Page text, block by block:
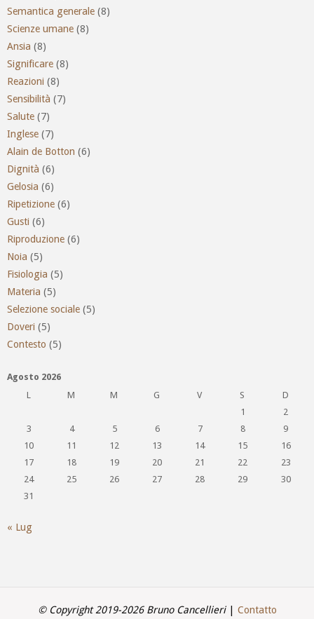
Semantica generale (8)
Scienze umane (8)
Ansia (8)
Significare (8)
Reazioni (8)
Sensibilità (7)
Salute (7)
Inglese (7)
Alain de Botton (6)
Dignità (6)
Gelosia (6)
Ripetizione (6)
Gusti (6)
Riproduzione (6)
Noia (5)
Fisiologia (5)
Materia (5)
Selezione sociale (5)
Doveri (5)
Contesto (5)
Agosto 2026
L
M M G V S
D
1
2
3
4 5 6 7 8
9
10
11 12 13 14 15
16
17
18 19 20 21 22
23
24
25 26 27 28 29
30
31
« Lug
© Copyright 2019-2026 Bruno Cancellieri| Contatto